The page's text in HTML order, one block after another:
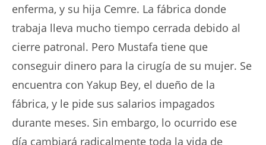
enferma, y su hija Cemre. La fábrica donde
trabaja lleva mucho tiempo cerrada debido al
cierre patronal. Pero Mustafa tiene que
conseguir dinero para la cirugía de su mujer. Se
encuentra con Yakup Bey, el dueño de la
fábrica, y le pide sus salarios impagados
durante meses. Sin embargo, lo ocurrido ese
día cambiará radicalmente toda la vida de